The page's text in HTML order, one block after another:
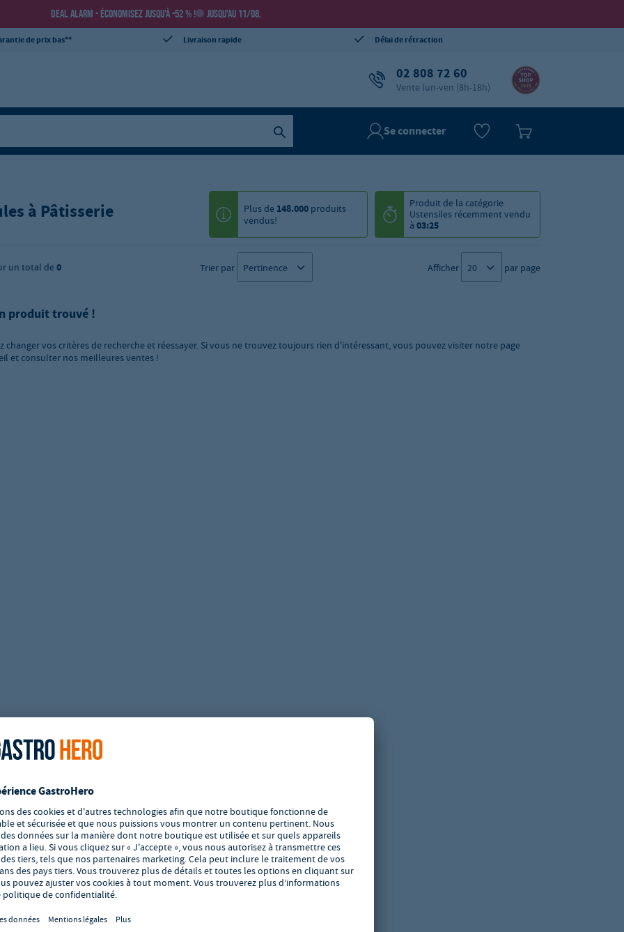
DEAL ALARM - ÉCONOMISEZ JUSQU’À -52 % ! JUSQU’AU 11/08.
de prix bas** Livraison rapide Délai de rétraction
02 808 72 60
Vente lun-ven (8h-18h)
Se connecter
à Pâtisserie Plus de 148.000produits
vendus!
Produit de la catégorie
Ustensiles récemment vendu
à03:25
un total de0 Trier par Afficher par page
produit trouvé !
changer vos critères de recherche et réessayer. Si vous ne trouvez toujours rien d'intéressant, vous pouvez visiter notre page
et consulter nos meilleures ventes !